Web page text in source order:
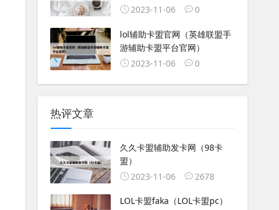
2023-11-06
0
lol辅助卡盟官网（英雄联盟手
游辅助卡盟平台官网）
2023-11-06
0
热评文章
久久卡盟辅助发卡网（98卡
盟）
2023-11-06
2678
LOL卡盟faka（LOL卡盟pc）